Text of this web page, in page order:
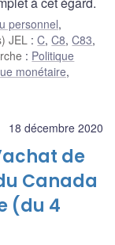
personnel,
JEL :C,C8,C83,
: Politique
monétaire,
18 décembre 2020
de
Canada
(du 4